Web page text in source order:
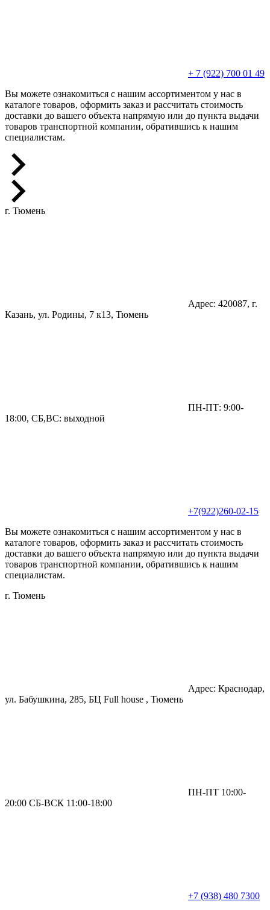
+ 7 (922) 700 01 49
Вы можете ознакомиться с нашим ассортиментом у нас в
каталоге товаров, оформить заказ и рассчитать стоимость
доставки до вашего объекта напрямую или до пункта выдачи
товаров транспортной компании, обратившись к нашим
специалистам.
г. Тюмень
Адрес: 420087, г.
Казань, ул. Родины, 7 к13, Тюмень
ПН-ПТ: 9:00-
18:00, СБ,ВС: выходной
+7(922)260-02-15
Вы можете ознакомиться с нашим ассортиментом у нас в
каталоге товаров, оформить заказ и рассчитать стоимость
доставки до вашего объекта напрямую или до пункта выдачи
товаров транспортной компании, обратившись к нашим
специалистам.
г. Тюмень
Адрес: Краснодар,
ул. Бабушкина, 285, БЦ Full house , Тюмень
ПН-ПТ 10:00-
20:00 СБ-ВСК 11:00-18:00
+7 (938) 480 7300